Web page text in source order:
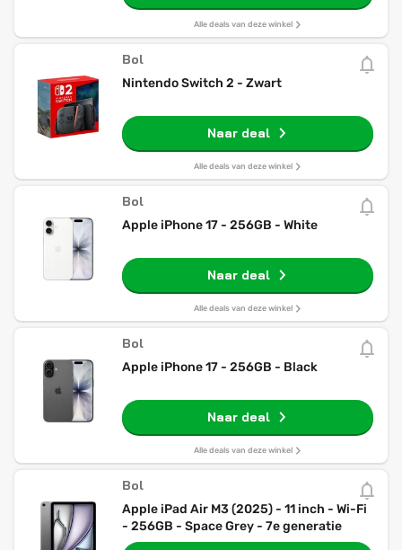
Alle deals van deze winkel
Bol
Nintendo Switch 2 - Zwart
Naar deal
Alle deals van deze winkel
Bol
Apple iPhone 17 - 256GB - White
Naar deal
Alle deals van deze winkel
Bol
Apple iPhone 17 - 256GB - Black
Naar deal
Alle deals van deze winkel
Bol
Apple iPad Air M3 (2025) - 11 inch - Wi-Fi
- 256GB - Space Grey - 7e generatie